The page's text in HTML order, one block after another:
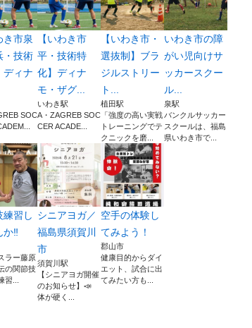
き市泉
・技術
ディナ
SOC
【いわき市
平・技術特
化】ディナ
モ・ザグ...
いわき駅
A・ZAGREB SOC
CER ACADE...
【いわき市・
選抜制】ブラ
ジルストリー
ト...
植田駅
「強度の高い実戦
トレーニングでテ
クニックを磨...
いわき市の障
がい児向けサ
ッカースクー
ル...
泉駅
バンクルサッカー
スクールは、福島
県いわき市で...
練習し
か‼️
ラー藤原
の関節技
習...
シニアヨガ／
福島県須賀川
市
須賀川駅
【シニアヨガ開催
のお知らせ】📣
体が硬く...
空手の体験し
てみよう！
郡山市
健康目的からダイ
エット、試合に出
てみたい方も...